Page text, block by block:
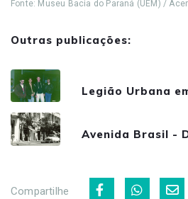
Fonte: Museu Bacia do Paraná (UEM) /
Outras publicações:
Legião Urbana
Avenida Brasil -
Compartilhe